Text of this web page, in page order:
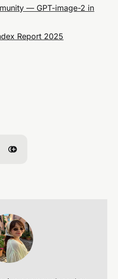
— GPT-image-2 in
Report 2025